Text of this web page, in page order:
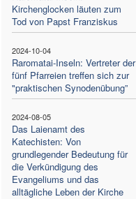
Kirchenglocken läuten zum
Tod von Papst Franziskus
2024-10-04
Raromatai-Inseln: Vertreter der
fünf Pfarreien treffen sich zur
"praktischen Synodenübung”
2024-08-05
Das Laienamt des
Katechisten: Von
grundlegender Bedeutung für
die Verkündigung des
Evangeliums und das
alltägliche Leben der Kirche